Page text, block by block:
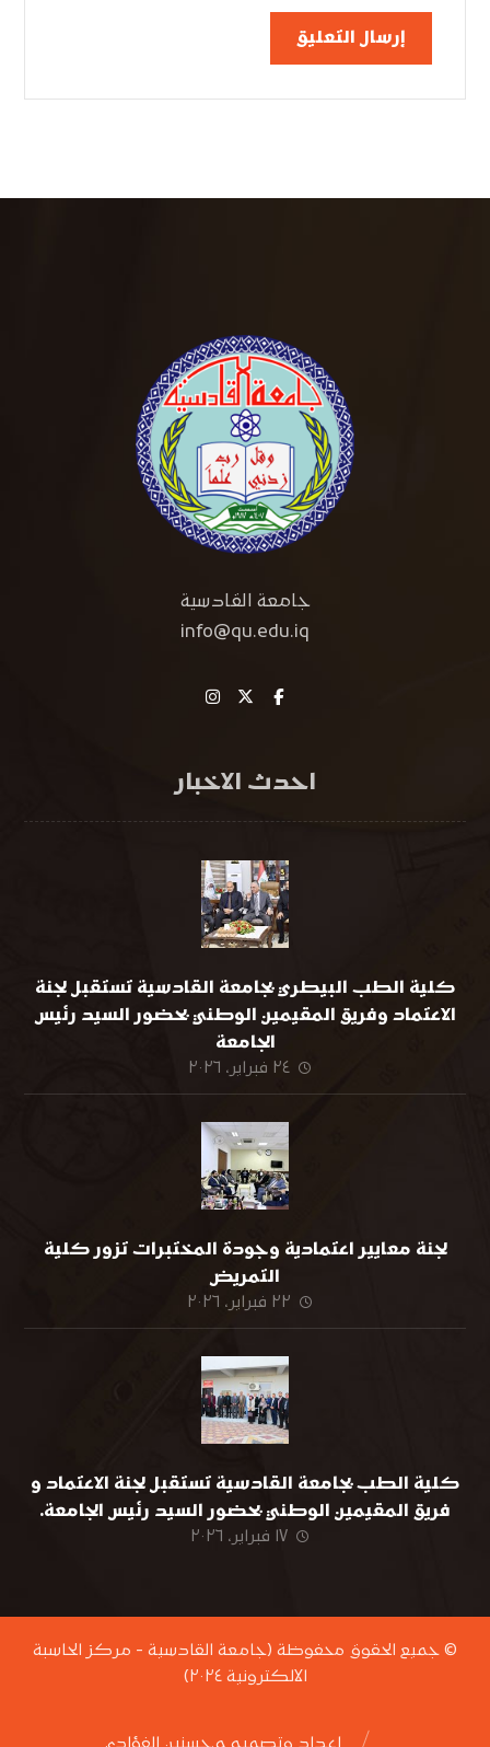
إرسال التعليق
جامعة القادسية
info@qu.edu.iq
احدث الاخبار
كلية الطب البيطري بجامعة القادسية تستقبل لجنة
الاعتماد وفريق المقيمين الوطني بحضور السيد رئيس
الجامعة
٢٤ فبراير، ٢٠٢٦
لجنة معايير اعتمادية وجودة المختبرات تزور كلية
التمريض
٢٢ فبراير، ٢٠٢٦
كلية الطب بجامعة القادسية تستقبل لجنة الاعتماد و
فريق المقيمين الوطني بحضور السيد رئيس الجامعة.
١٧ فبراير، ٢٠٢٦
© جميع الحقوق محفوظة (جامعة القادسية - مركز الحاسبة
الالكترونية ٢٠٢٤)